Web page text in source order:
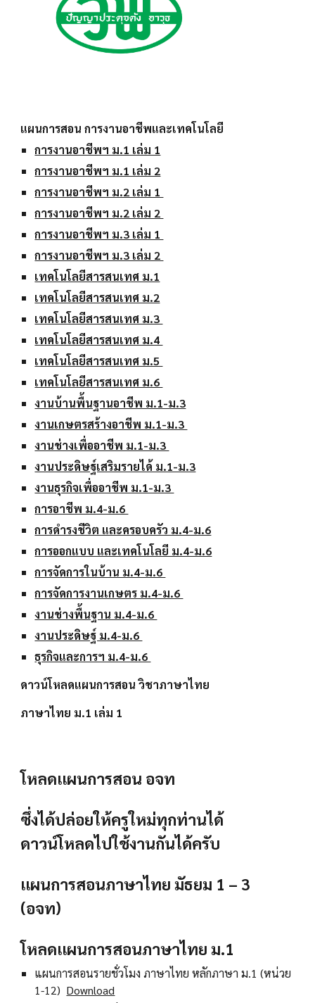
แผนการสอน การงานอาชีพและเทคโนโลยี
การงานอาชีพฯ ม.1 เล่ม 1
การงานอาชีพฯ ม.1 เล่ม 2
การงานอาชีพฯ ม.2 เล่ม 1
การงานอาชีพฯ ม.2 เล่ม 2
การงานอาชีพฯ ม.3 เล่ม 1
การงานอาชีพฯ ม.3 เล่ม 2
เทคโนโลยีสารสนเทศ ม.1
เทคโนโลยีสารสนเทศ ม.2
เทคโนโลยีสารสนเทศ ม.3
เทคโนโลยีสารสนเทศ ม.4
เทคโนโลยีสารสนเทศ ม.5
เทคโนโลยีสารสนเทศ ม.6
งานบ้านพื้นฐานอาชีพ ม.1-ม.3
งานเกษตรสร้างอาชีพ ม.1-ม.3
งานช่างเพื่ออาชีพ ม.1-ม.3
งานประดิษฐ์เสริมรายได้ ม.1-ม.3
งานธุรกิจเพื่ออาชีพ ม.1-ม.3
การอาชีพ ม.4-ม.6
การดำรงชีวิต และครอบครัว ม.4-ม.6
การออกแบบ และเทคโนโลยี ม.4-ม.6
การจัดการในบ้าน ม.4-ม.6
การจัดการงานเกษตร ม.4-ม.6
งานช่างพื้นฐาน ม.4-ม.6
งานประดิษฐ์ ม.4-ม.6
ธุรกิจและการฯ ม.4-ม.6
ดาวน์โหลดแผนการสอน วิชาภาษาไทย
ภาษาไทย ม.1 เล่ม 1
โหลดแผนการสอน อจท
ซึ่งได้ปล่อยให้ครูใหม่ทุกท่านได้
ดาวน์โหลดไปใช้งานกันได้ครับ
แผนการสอนภาษาไทย มัธยม 1 – 3
(อจท)
โหลดแผนการสอนภาษาไทย ม.1
แผนการสอนรายชั่วโมง ภาษาไทย หลักภาษา ม.1 (หน่วย
1-12) Download